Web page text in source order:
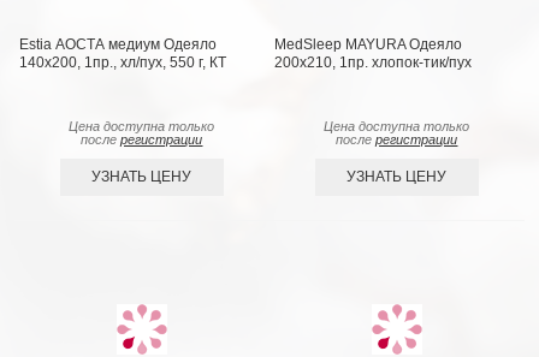
Estia АОСТА медиум Одеяло
140x200, 1пр., хл/пух, 550 г, КТ
Цена доступна только
послерегистрации
УЗНАТЬ ЦЕНУ
MedSleep MAYURA Одеяло
200х210, 1пр. хлопок-тик/пух
Цена доступна только
послерегистрации
УЗНАТЬ ЦЕНУ